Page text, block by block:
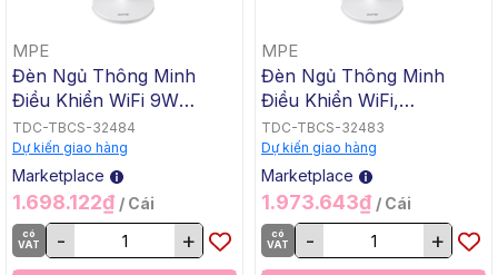
MPE
Đèn Ngủ Thông Minh
Điều Khiển WiFi 9W
220VAC MPE BHS2/SC,
270×270×500mm, 1
Cái/Hộp, 12 Cái/Thùng
TDC-TBCS-32484
Dự kiến giao hàng
Marketplace
1.698.122₫ / Cái
có
VAT
- +
MPE
Đèn Ngủ Thông Minh
Điều Khiển WiFi,
Bluetooth 9W 220VAC
MPE BHS1,
270×270×500mm, 1
Cái/Hộp, 12 Cái/Thùng
TDC-TBCS-32483
Dự kiến giao hàng
Marketplace
1.973.643₫ / Cái
có
VAT
- +